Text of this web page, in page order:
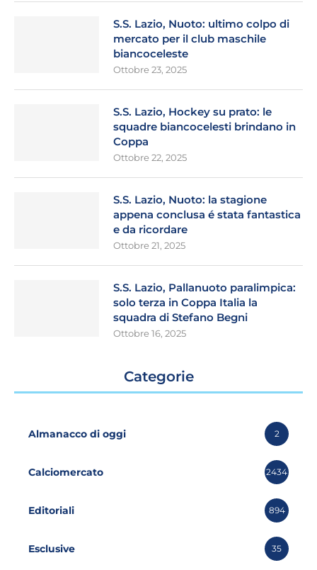
S.S. Lazio, Nuoto: ultimo colpo di
mercato per il club maschile
biancoceleste
Ottobre 23, 2025
S.S. Lazio, Hockey su prato: le
squadre biancocelesti brindano in
Coppa
Ottobre 22, 2025
S.S. Lazio, Nuoto: la stagione
appena conclusa é stata fantastica
e da ricordare
Ottobre 21, 2025
S.S. Lazio, Pallanuoto paralimpica:
solo terza in Coppa Italia la
squadra di Stefano Begni
Ottobre 16, 2025
Categorie
Almanacco di oggi 2
Calciomercato 2434
Editoriali 894
Esclusive 35